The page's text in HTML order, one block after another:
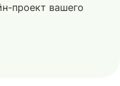
проект вашего